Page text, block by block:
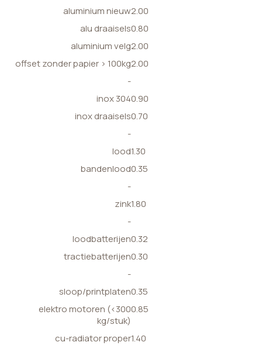
aluminium nieuw2.00
alu draaisels0.80
aluminium velg2.00
offset zonder papier > 100kg2.00
-
inox 3040.90
inox draaisels0.70
-
lood1.30
bandenlood0.35
-
zink1.80
-
loodbatterijen0.32
tractiebatterijen0.30
-
sloop/printplaten0.35
elektro motoren (<300
kg/stuk)
0.85
cu-radiator proper1.40